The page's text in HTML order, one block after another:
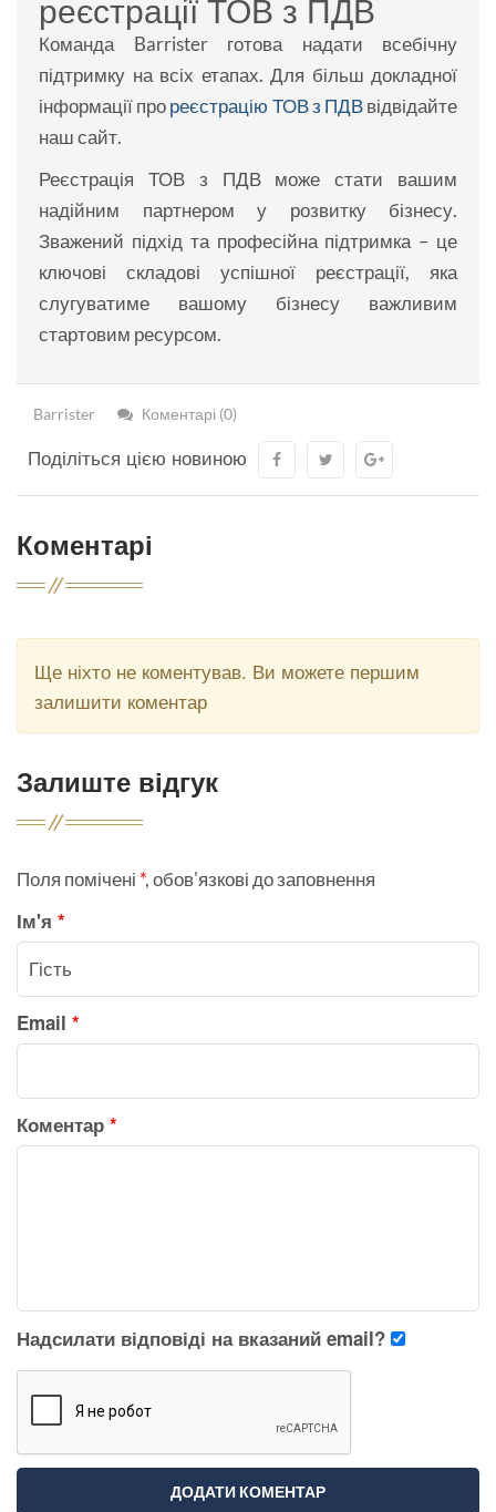
реєстрації ТОВ з ПДВ
Команда Barrister готова надати всебічну
підтримку на всіх етапах. Для більш докладної
інформації прореєстрацію ТОВ з ПДВвідвідайте
наш сайт.
Реєстрація ТОВ з ПДВ може стати вашим
надійним партнером у розвитку бізнесу.
Зважений підхід та професійна підтримка – це
ключові складові успішної реєстрації, яка
слугуватиме вашому бізнесу важливим
стартовим ресурсом.
Barrister Коментарі (0)
Поділіться цією новиною
Коментарі
Ще ніхто не коментував. Ви можете першим
залишити коментар
Залиште відгук
Поля помічені *, обов'язкові до заповнення
Ім'я *
Email *
Коментар *
Надсилати відповіді на вказаний email?